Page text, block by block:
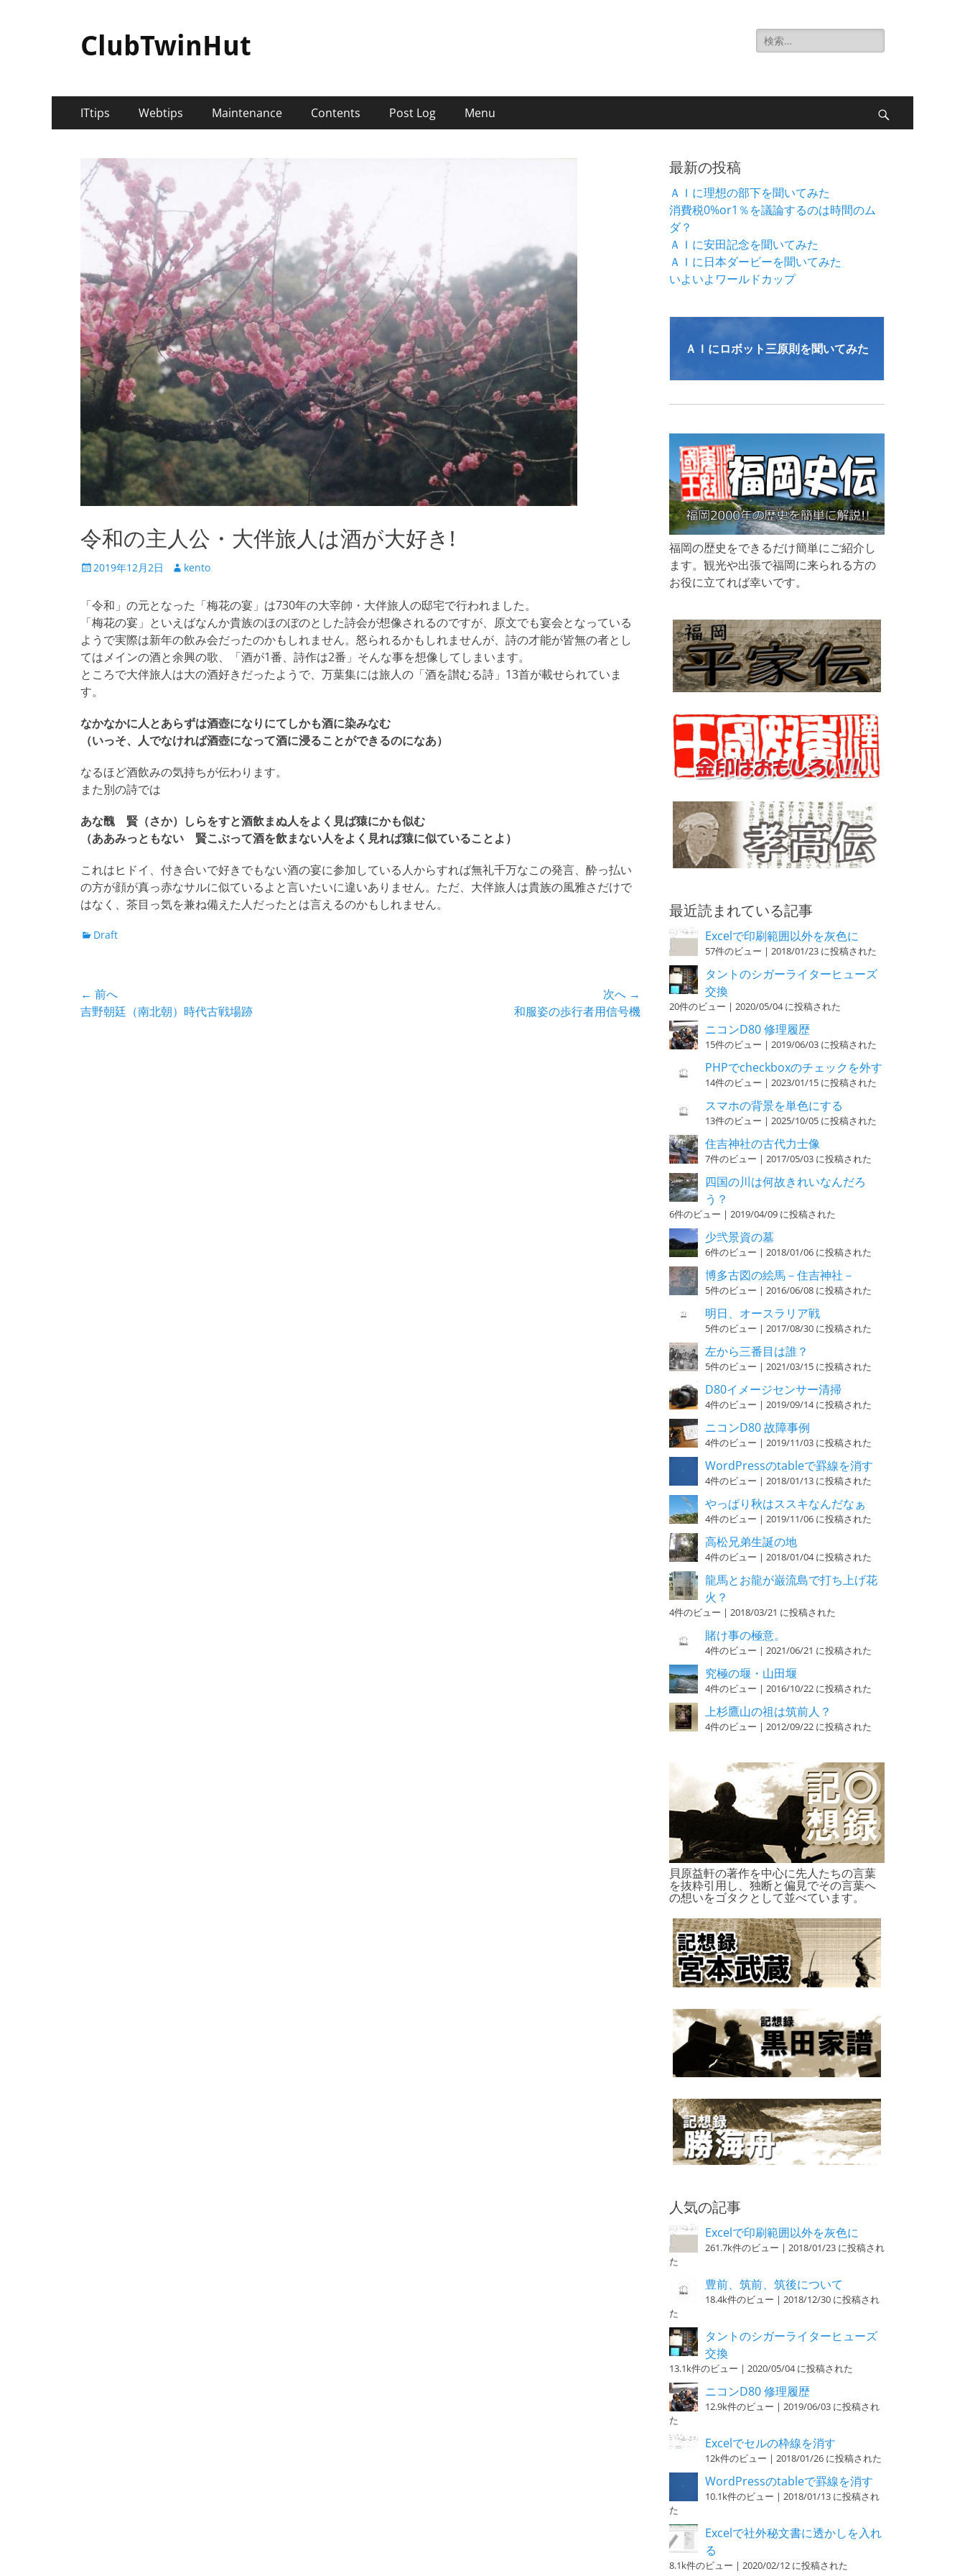
ClubTwinHut
検
索:
メ
イ
メ
ュ
ITtips Webtips Maintenance Contents Post Log Menu
令和の主人公・大伴旅人は酒が大好き!
投
日
2019年12月2日
投 kento
「令和」の元となった「梅花の宴」は730年の大宰帥・大伴旅人の邸宅で行われました。
「梅花の宴」といえばなんか貴族のほのぼのとした詩会が想像されるのですが、原文でも宴会となっている
ようで実際は新年の飲み会だったのかもしれません。怒られるかもしれませんが、詩の才能が皆無の者とし
てはメインの酒と余興の歌、「酒が1番、詩作は2番」そんな事を想像してしまいます。
ところで大伴旅人は大の酒好きだったようで、万葉集には旅人の「酒を讃むる詩」13首が載せられていま
す。
なかなかに人とあらずは酒壺になりにてしかも酒に染みなむ
（いっそ、人でなければ酒壺になって酒に浸ることができるのになあ）
なるほど酒飲みの気持ちが伝わります。
また別の詩では
あな醜 賢（さか）しらをすと酒飲まぬ人をよく見ば猿にかも似む
（ああみっともない 賢こぶって酒を飲まない人をよく見れば猿に似ていることよ）
これはヒドイ、付き合いで好きでもない酒の宴に参加している人からすれば無礼千万なこの発言、酔っ払い
の方が顔が真っ赤なサルに似ているよと言いたいに違いありません。ただ、大伴旅人は貴族の風雅さだけで
はなく、茶目っ気を兼ね備えた人だったとは言えるのかもしれません。
カ
ー
Draft
投
稿
← 前へ
前
吉野朝廷（南北朝）時代古戦場跡
次へ →
和服姿の歩行者用信号機
最新の投稿
ＡＩに理想の部下を聞いてみた
消費税0%or1％を議論するのは時間のム
ダ？
ＡＩに安田記念を聞いてみた
ＡＩに日本ダービーを聞いてみた
いよいよワールドカップ
ＡＩにロボット三原則を聞いてみた
福岡の歴史をできるだけ簡単にご紹介し
ます。観光や出張で福岡に来られる方の
お役に立てれば幸いです。
最近読まれている記事
Excelで印刷範囲以外を灰色に
57件のビュー | 2018/01/23 に投稿された
タントのシガーライターヒューズ
交換
20件のビュー | 2020/05/04 に投稿された
ニコンD80 修理履歴
15件のビュー | 2019/06/03 に投稿された
PHPでcheckboxのチェックを外す
14件のビュー | 2023/01/15 に投稿された
スマホの背景を単色にする
13件のビュー | 2025/10/05 に投稿された
住吉神社の古代力士像
7件のビュー | 2017/05/03 に投稿された
四国の川は何故きれいなんだろ
う？
6件のビュー | 2019/04/09 に投稿された
少弐景資の墓
6件のビュー | 2018/01/06 に投稿された
博多古図の絵馬－住吉神社－
5件のビュー | 2016/06/08 に投稿された
明日、オースラリア戦
5件のビュー | 2017/08/30 に投稿された
左から三番目は誰？
5件のビュー | 2021/03/15 に投稿された
D80イメージセンサー清掃
4件のビュー | 2019/09/14 に投稿された
ニコンD80 故障事例
4件のビュー | 2019/11/03 に投稿された
WordPressのtableで罫線を消す
4件のビュー | 2018/01/13 に投稿された
やっぱり秋はススキなんだなぁ
4件のビュー | 2019/11/06 に投稿された
高松兄弟生誕の地
4件のビュー | 2018/01/04 に投稿された
龍馬とお龍が巌流島で打ち上げ花
火？
4件のビュー | 2018/03/21 に投稿された
賭け事の極意。
4件のビュー | 2021/06/21 に投稿された
究極の堰・山田堰
4件のビュー | 2016/10/22 に投稿された
上杉鷹山の祖は筑前人？
4件のビュー | 2012/09/22 に投稿された
貝原益軒の著作を中心に先人たちの言葉
を抜粋引用し、独断と偏見でその言葉へ
の想いをゴタクとして並べています。
人気の記事
Excelで印刷範囲以外を灰色に
261.7k件のビュー | 2018/01/23 に投稿され
た
豊前、筑前、筑後について
18.4k件のビュー | 2018/12/30 に投稿され
た
タントのシガーライターヒューズ
交換
13.1k件のビュー | 2020/05/04 に投稿された
ニコンD80 修理履歴
12.9k件のビュー | 2019/06/03 に投稿され
た
Excelでセルの枠線を消す
12k件のビュー | 2018/01/26 に投稿された
WordPressのtableで罫線を消す
10.1k件のビュー | 2018/01/13 に投稿され
た
Excelで社外秘文書に透かしを入れ
る
8.1k件のビュー | 2020/02/12 に投稿された